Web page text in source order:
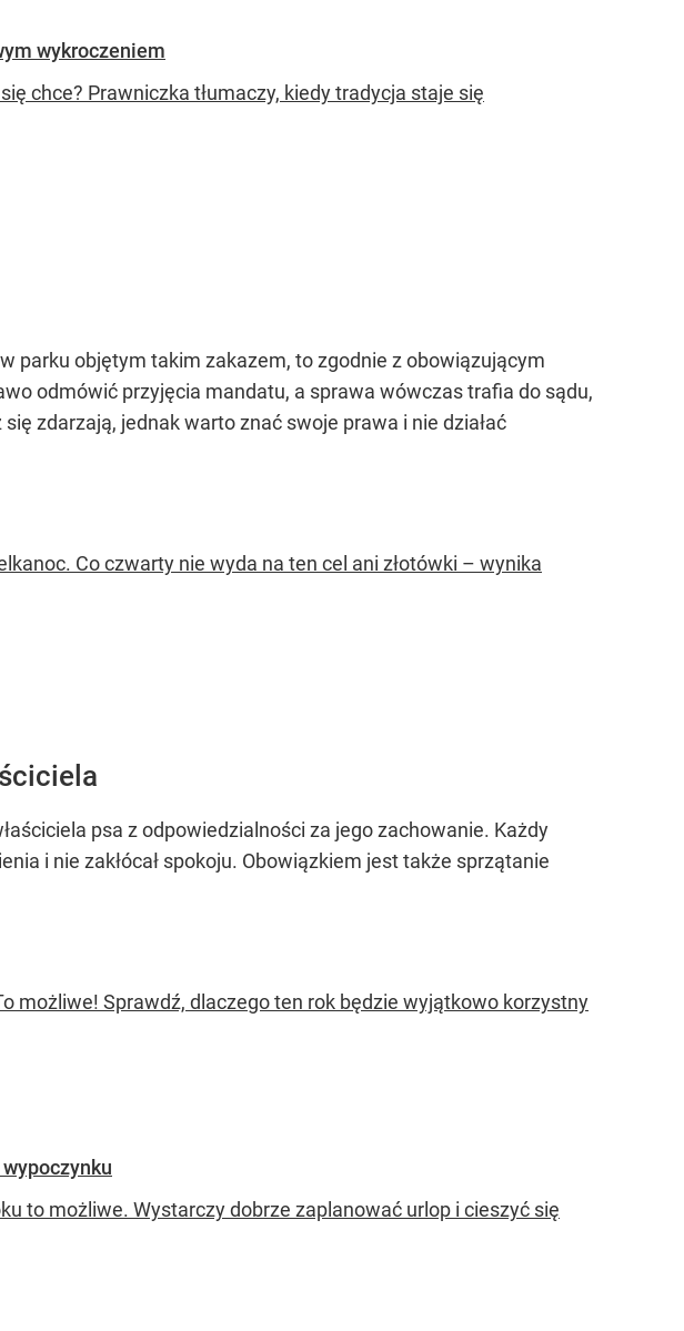
wykroczeniem
chce? Prawniczka tłumaczy, kiedy tradycja staje się
parku objętym takim zakazem, to zgodnie z obowiązującym
odmówić przyjęcia mandatu, a sprawa wówczas trafia do sądu,
zdarzają, jednak warto znać swoje prawa i nie działać
Co czwarty nie wyda na ten cel ani złotówki – wynika
psa z odpowiedzialności za jego zachowanie. Każdy
i nie zakłócał spokoju. Obowiązkiem jest także sprzątanie
możliwe! Sprawdź, dlaczego ten rok będzie wyjątkowo korzystny
to możliwe. Wystarczy dobrze zaplanować urlop i cieszyć się